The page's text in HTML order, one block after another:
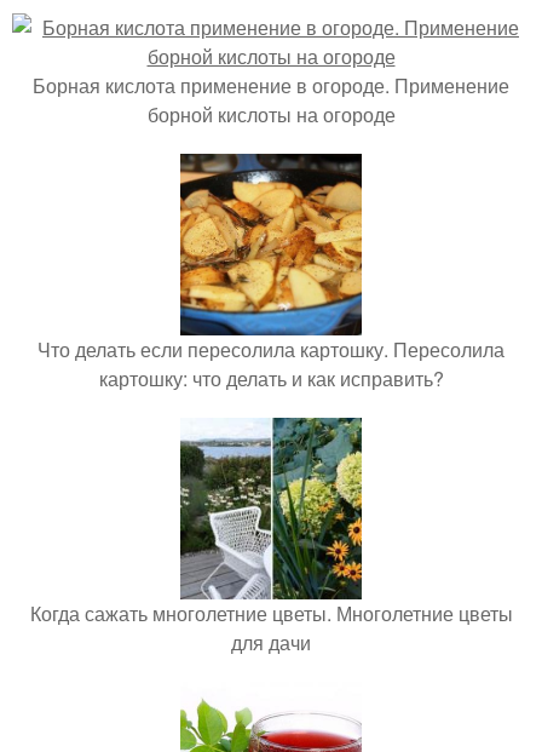
Борная кислота применение в огороде. Применение
борной кислоты на огороде
Что делать если пересолила картошку. Пересолила
картошку: что делать и как исправить?
Когда сажать многолетние цветы. Многолетние цветы
для дачи